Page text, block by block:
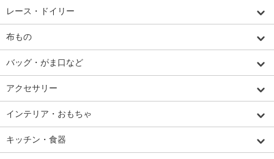
レース・ドイリー
布もの
バッグ・がま口など
アクセサリー
インテリア・おもちゃ
キッチン・食器